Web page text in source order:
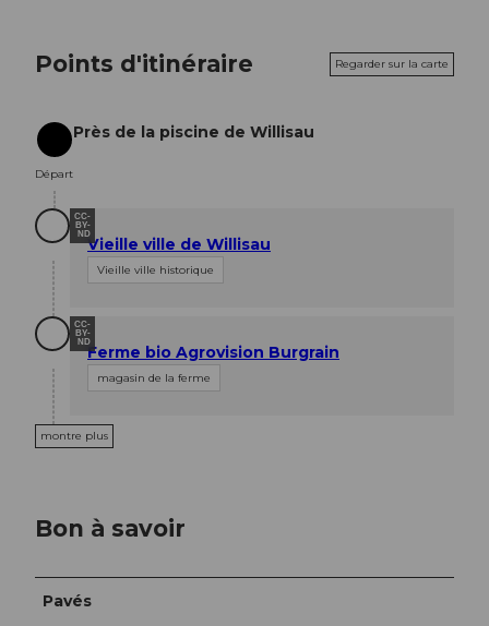
Points d'itinéraire Regarder sur la carte
Départ
Départ
Près de la piscine de Willisau
CC-
BY-
NDVieille ville de Willisau
Vieille ville historique
CC-
BY-
NDFerme bio Agrovision Burgrain
magasin de la ferme
montre plus
Bon à savoir
Pavés